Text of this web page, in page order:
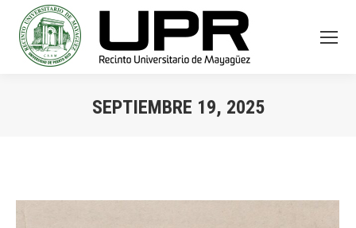
SEPTIEMBRE 19, 2025